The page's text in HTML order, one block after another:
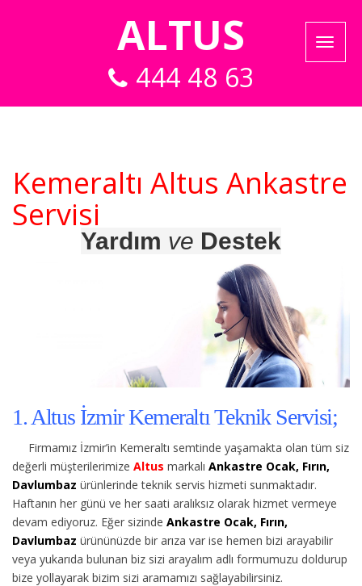
ALTUS
444 48 63
Kemeraltı Altus Ankastre
Servisi
Yardım ve Destek
1. Altus İzmir Kemeraltı Teknik Servisi;
Firmamız İzmir’in Kemeraltı semtinde yaşamakta olan tüm siz
değerli müşterilerimize Altus markalı Ankastre Ocak, Fırın,
Davlumbaz ürünlerinde teknik servis hizmeti sunmaktadır.
Haftanın her günü ve her saati aralıksız olarak hizmet vermeye
devam ediyoruz. Eğer sizinde Ankastre Ocak, Fırın,
Davlumbaz ürününüzde bir arıza var ise hemen bizi arayabilir
veya yukarıda bulunan biz sizi arayalım adlı formumuzu doldurup
bize yollayarak bizim sizi aramamızı sağlayabilirsiniz.